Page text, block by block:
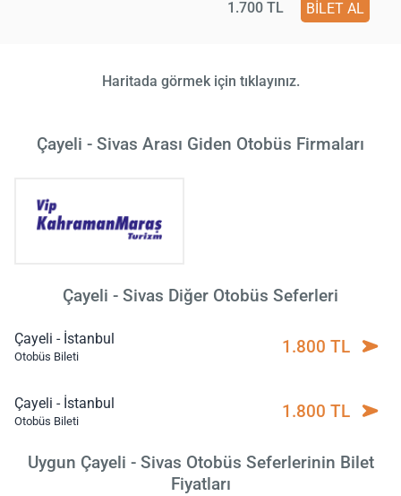
1.700 TL BİLET AL
Haritada görmek için tıklayınız.
Çayeli - Sivas Arası Giden Otobüs Firmaları
Çayeli - Sivas Diğer Otobüs Seferleri
Çayeli - İstanbul
Otobüs Bileti 1.800 TL
Çayeli - İstanbul
Otobüs Bileti 1.800 TL
Uygun Çayeli - Sivas Otobüs Seferlerinin Bilet
Fiyatları